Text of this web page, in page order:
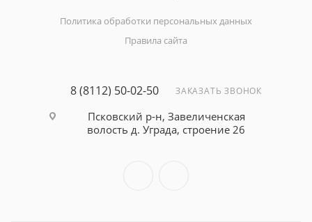
Политика обработки персональных данных
Правила сайта
8 (8112) 50-02-50 ЗАКАЗАТЬ ЗВОНОК
Псковский р-н, Завеличенская
волость д. Уграда, строение 26